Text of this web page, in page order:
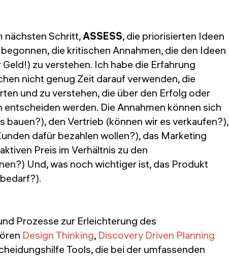
nächsten Schritt,ASSESS, die priorisierten Ideen
die kritischen Annahmen, die den Ideen
Geld!) zu verstehen. Ich habe die Erfahrung
nicht genug Zeit darauf verwenden, die
und zu verstehen, die über den Erfolg oder
werden. Die Annahmen können sich
bauen?), den Vertrieb (können wir es verkaufen?),
dafür bezahlen wollen?), das Marketing
Preis im Verhältnis zu den
Und, was noch wichtiger ist, das Produkt
Prozesse zur Erleichterung des
Design Thinking, Discovery Driven Planning
Tools, die bei der umfassenden